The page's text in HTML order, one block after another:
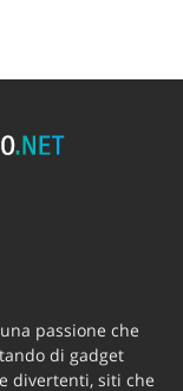
passione che
di gadget
divertenti, siti che